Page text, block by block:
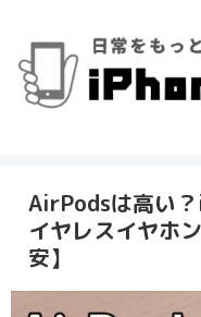
AirPodsは高い
イヤレスイヤホ
安】